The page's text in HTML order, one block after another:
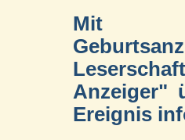
Mit
Anzeiger"
Ereignis